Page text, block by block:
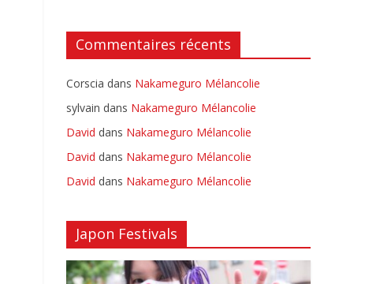
Commentaires récents
Corscia dans Nakameguro Mélancolie
sylvain dans Nakameguro Mélancolie
David dans Nakameguro Mélancolie
David dans Nakameguro Mélancolie
David dans Nakameguro Mélancolie
Japon Festivals